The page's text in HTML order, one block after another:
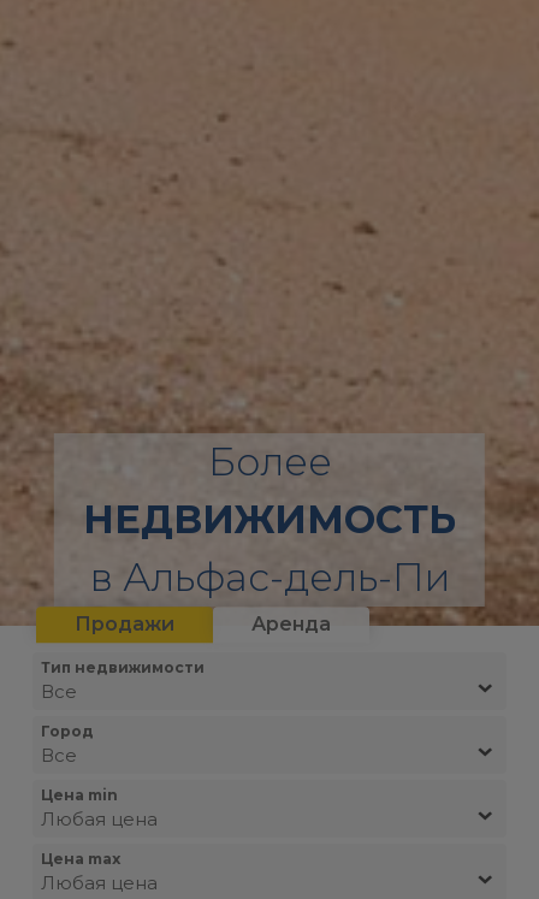
Продажи Аренда
Все
Тип недвижимости
Все
Город
Любая цена
Цена min
Любая цена
Цена max